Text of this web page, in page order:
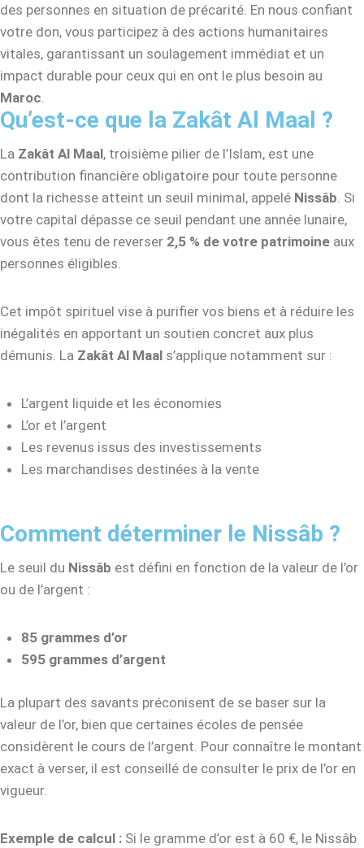
des personnes en situation de précarité. En nous confiant
votre don, vous participez à des actions humanitaires
vitales, garantissant un soulagement immédiat et un
impact durable pour ceux qui en ont le plus besoin au
Maroc
Qu’est-ce que la Zakât Al Maal ?
La Zakât Al Maal, troisième pilier de l’Islam, est une
contribution financière obligatoire pour toute personne
dont la richesse atteint un seuil minimal, appelé Nissâb . Si
votre capital dépasse ce seuil pendant une année lunaire,
vous êtes tenu de reverser 2,5 % de votre patrimoine aux
personnes éligibles.
Cet impôt spirituel vise à purifier vos biens et à réduire les
inégalités en apportant un soutien concret aux plus
démunis. La Zakât Al Maal s’applique notamment sur :
L’argent liquide et les économies
L’or et l’argent
Les revenus issus des investissements
Les marchandises destinées à la vente
Comment déterminer le Nissâb ?
Le seuil du Nissâb est défini en fonction de la valeur de l’or
ou de l’argent :
85 grammes d’or
595 grammes d’argent
La plupart des savants préconisent de se baser sur la
valeur de l’or, bien que certaines écoles de pensée
considèrent le cours de l’argent. Pour connaître le montant
exact à verser, il est conseillé de consulter le prix de l’or en
vigueur.
Exemple de calcul : Si le gramme d’or est à 60 €, le Nissâb